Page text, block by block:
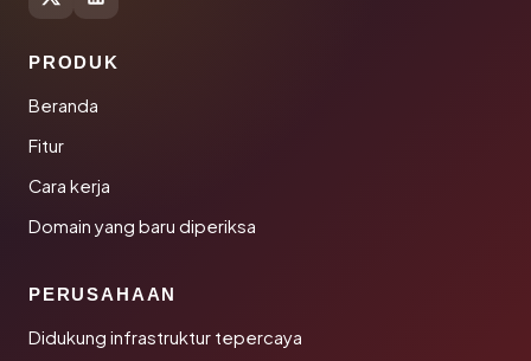
PRODUK
Beranda
Fitur
Cara kerja
Domain yang baru diperiksa
PERUSAHAAN
Didukung infrastruktur tepercaya